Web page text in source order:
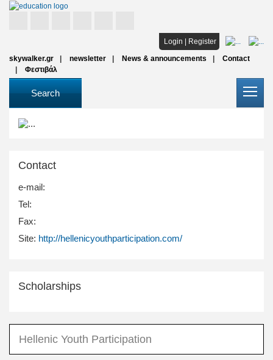
Login | Register
skywalker.gr
newsletter News & announcements
Contact
Φεστιβάλ
Search
Studies
Scholarships
Contact
e-mail:
Tel:
Fax:
Site: http://hellenicyouthparticipation.com/
Scholarships
Hellenic Youth Participation